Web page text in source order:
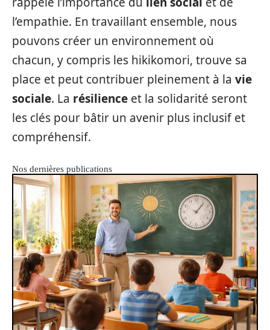
l’empathie. En travaillant ensemble, nous
pouvons créer un environnement où
chacun, y compris les hikikomori, trouve sa
place et peut contribuer pleinement à la vie
sociale. La résilience et la solidarité seront
les clés pour bâtir un avenir plus inclusif et
compréhensif.
Nos dernières publications